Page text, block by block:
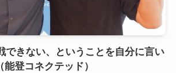
できない、ということを自分に言い
登コネクテッド）